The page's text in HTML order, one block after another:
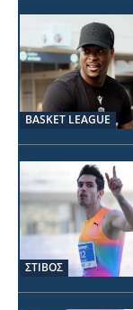
BASKET LEAGUE
ΣΤΙΒΟΣ